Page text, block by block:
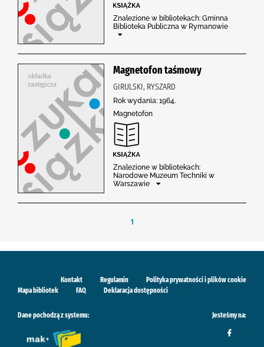
Znalezione w bibliotekach: Gminna
Biblioteka Publiczna w Rymanowie
Magnetofon taśmowy
GIRULSKI, RYSZARD
Rok wydania: 1964.
Magnetofon
Znalezione w bibliotekach:
Narodowe Muzeum Techniki w
Warszawie
1
Kontakt Regulamin
Polityka prywatności i plików cookie
Mapa bibliotek
FAQ Deklaracja dostępności
Dane pochodzą z systemu: Jesteśmy na: